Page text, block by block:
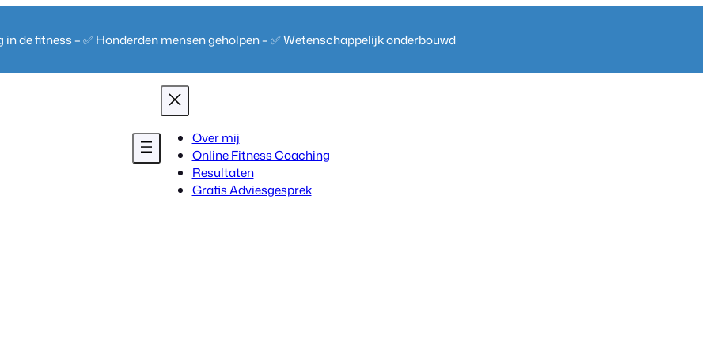
in de fitness – ✅ Honderden mensen geholpen – ✅ Wetenschappelijk onderbouwd
Over mij
Online Fitness Coaching
Resultaten
Gratis Adviesgesprek